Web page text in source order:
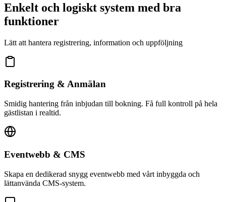
Enkelt och logiskt system med bra
funktioner
Lätt att hantera registrering, information och uppföljning
Registrering & Anmälan
Smidig hantering från inbjudan till bokning. Få full kontroll på hela
gästlistan i realtid.
Eventwebb & CMS
Skapa en dedikerad snygg eventwebb med vårt inbyggda och
lättanvända CMS-system.